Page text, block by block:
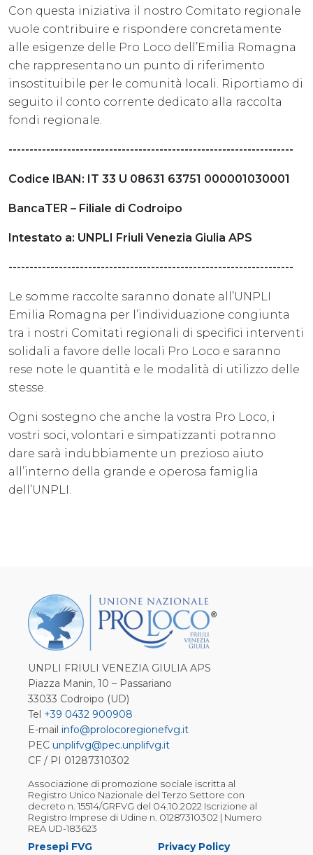
Con questa iniziativa il nostro Comitato regionale
vuole contribuire e rispondere concretamente
alle esigenze delle Pro Loco dell’Emilia Romagna
che rappresentano un punto di riferimento
insostituibile per le comunità locali. Riportiamo di
seguito il conto corrente dedicato alla raccolta
fondi regionale.
--------------------------------------------------------------------
Codice IBAN: IT 33 U 08631 63751 000001030001
BancaTER – Filiale di Codroipo
Intestato a: UNPLI Friuli Venezia Giulia APS
--------------------------------------------------------------------
Le somme raccolte saranno donate all’UNPLI
Emilia Romagna per l’individuazione congiunta
tra i nostri Comitati regionali di specifici interventi
solidali a favore delle locali Pro Loco e saranno
rese note le quantità e le modalità di utilizzo delle
stesse.
Ogni sostegno che anche la vostra Pro Loco, i
vostri soci, volontari e simpatizzanti potranno
dare sarà indubbiamente un prezioso aiuto
all’interno della grande e operosa famiglia
dell’UNPLI.
UNPLI FRIULI VENEZIA GIULIA APS
Piazza Manin, 10 – Passariano
33033 Codroipo (UD)
Tel +39 0432 900908
E-mail info@prolocoregionefvg.it
PEC unplifvg@pec.unplifvg.it
CF / PI 01287310302
Associazione di promozione sociale iscritta al
Registro Unico Nazionale del Terzo Settore con
decreto n. 15514/GRFVG del 04.10.2022 Iscrizione al
Registro Imprese di Udine n. 01287310302 | Numero
REA UD-183623
Presepi FVG Privacy Policy